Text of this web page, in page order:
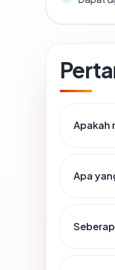
Apakah
Apa